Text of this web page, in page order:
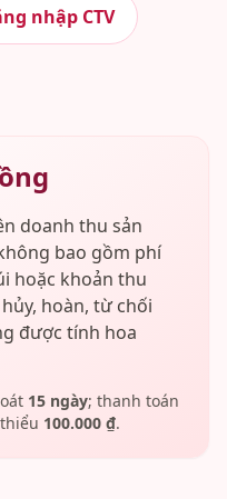
nhập CTV
doanh thu sản
bao gồm phí
hoặc khoản thu
hoàn, từ chối
được tính hoa
15 ngày; thanh toán
100.000 ₫.